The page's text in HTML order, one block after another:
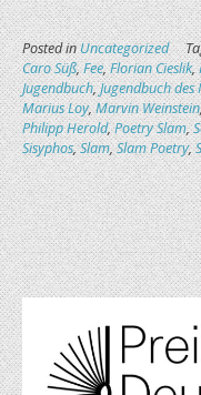
Posted inUncategorized
Caro Süß,Fee,Florian Cieslik,
Jugendbuch,Jugendbuch des
Marius Loy,Marvin Weinstein
Philipp Herold,Poetry Slam,
Sisyphos,Slam,Slam Poetry,